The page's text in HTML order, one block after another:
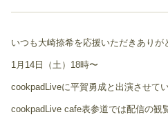
いつも大崎捺希を応援いただきありが
1月14日（土）18時〜
cookpadLiveに平賀勇成と出演させて
cookpadLive cafe表参道では配信の観